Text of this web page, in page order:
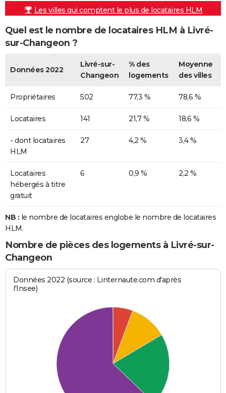
Les villes qui comptent le plus de locataires HLM
Quel est le nombre de locataires HLM à Livré-
sur-Changeon ?
Données 2022
Livré-sur-
Changeon
% des
logements
Moyenne
des villes
Propriétaires 502 77,3 % 78,6 %
Locataires 141 21,7 % 18,6 %
- dont locataires
HLM
27 4,2 % 3,4 %
Locataires
hébergés à titre
gratuit
6 0,9 % 2,2 %
NB : le nombre de locataires englobe le nombre de locataires
HLM.
Nombre de pièces des logements à Livré-sur-
Changeon
Données 2022 (source : Linternaute.com d'après
l'Insee)